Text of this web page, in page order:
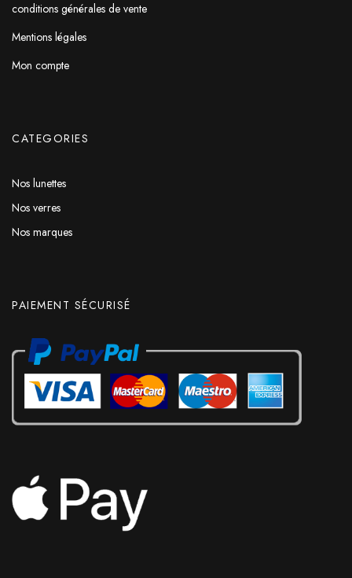
conditions générales de vente
Mentions légales
Mon compte
CATEGORIES
Nos lunettes
Nos verres
Nos marques
PAIEMENT SÉCURISÉ